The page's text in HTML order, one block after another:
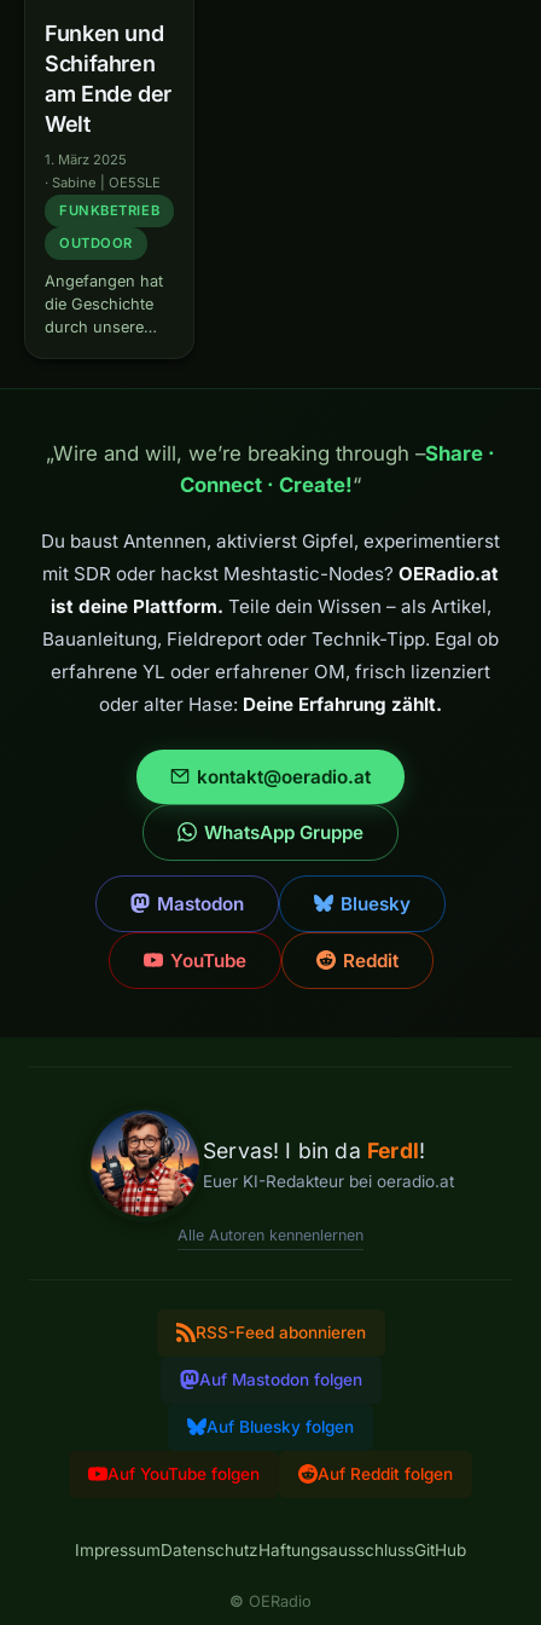
Funken und
Schifahren
am Ende der
Welt
1. März 2025
· Sabine | OE5SLE
FUNKBETRIEB
OUTDOOR
Angefangen hat
die Geschichte
durch unsere
Eigentlich war
gedacht, unseren
begeistern. Aber
selbst mit dem
Funkvirus
habe ich viele…
„Wire and will, we’re breaking through –Share ·
Connect · Create!“
Du baust Antennen, aktivierst Gipfel, experimentierst
mit SDR oder hackst Meshtastic-Nodes? OERadio.at
ist deine Plattform. Teile dein Wissen – als Artikel,
Bauanleitung, Fieldreport oder Technik-Tipp. Egal ob
erfahrene YL oder erfahrener OM, frisch lizenziert
oder alter Hase: Deine Erfahrung zählt.
kontakt@oeradio.at
WhatsApp Gruppe
Mastodon Bluesky
YouTube Reddit
Servas! I bin da Ferdl!
Euer KI-Redakteur bei oeradio.at
Alle Autoren kennenlernen
RSS-Feed abonnieren
Auf Mastodon folgen
Auf Bluesky folgen
Auf YouTube folgen Auf Reddit folgen
ImpressumDatenschutzHaftungsausschlussGitHub
© OERadio